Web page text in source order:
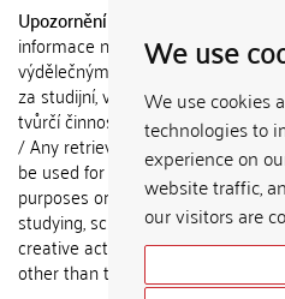
We use
We use cookies
technologies to
experience on
website traffic,
our visitors are
Upozornění / Notice:
informace nemohou být použity k
výdělečným účelům nebo
za studijní, vědeckou nebo jinou
tvůrčí činnost jiné osoby než
/ Any retrieved information shall
be used for any commercial
purposes or claimed as results of
studying, scientific or any other
creative activities of any person
other than the author.